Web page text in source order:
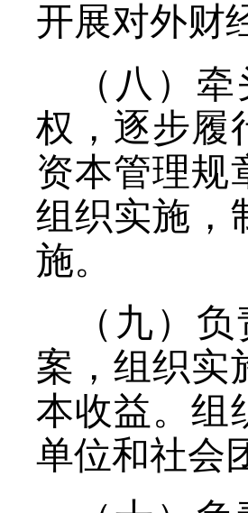
开展对外财
（八）
权，逐步履
资本管理规
组织实施，
施。
（九）
案，组织实
本收益。组
单位和社会